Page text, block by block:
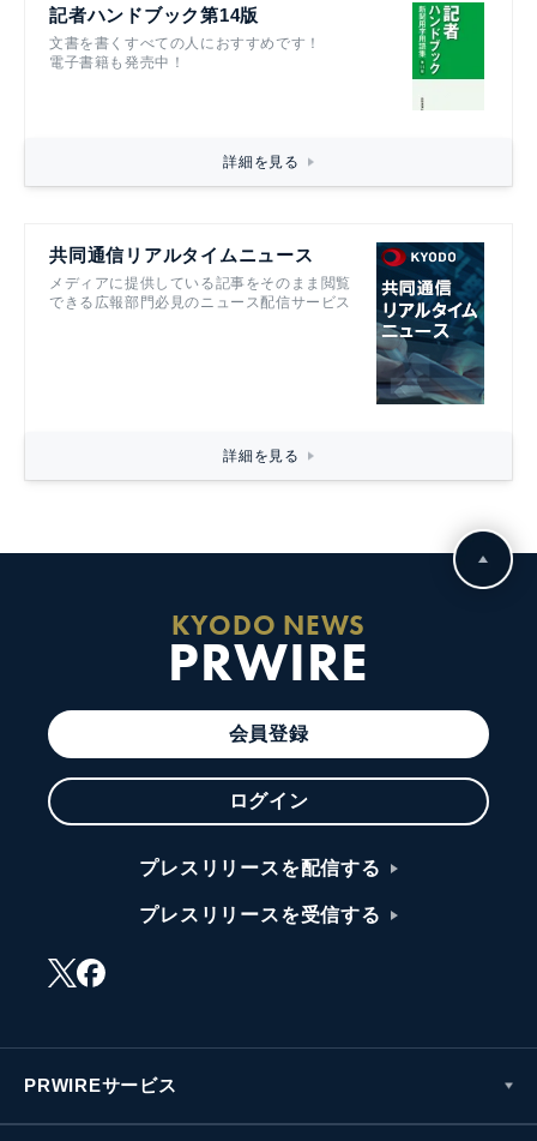
記者ハンドブック第14版
文書を書くすべての人におすすめです！
電子書籍も発売中！
詳細を見る
共同通信リアルタイムニュース
メディアに提供している記事をそのまま閲覧
できる広報部門必見のニュース配信サービス
詳細を見る
KYODO NEWS
PRWIRE
会員登録
ログイン
プレスリリースを配信する
プレスリリースを受信する
PRWIREサービス